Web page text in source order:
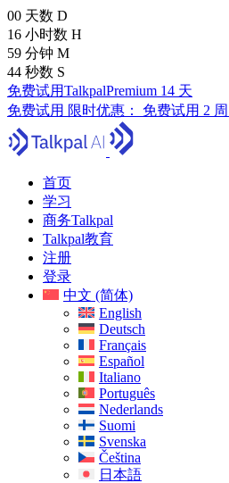
00 天数 D
16 小时数 H
59 分钟 M
43 秒数 S
免费试用TalkpalPremium 14 天
免费试用 限时优惠： 免费试用 2 周
首页
学习
商务Talkpal
Talkpal教育
注册
登录
中文 (简体)
English
Deutsch
Français
Español
Italiano
Português
Nederlands
Suomi
Svenska
Čeština
日本語